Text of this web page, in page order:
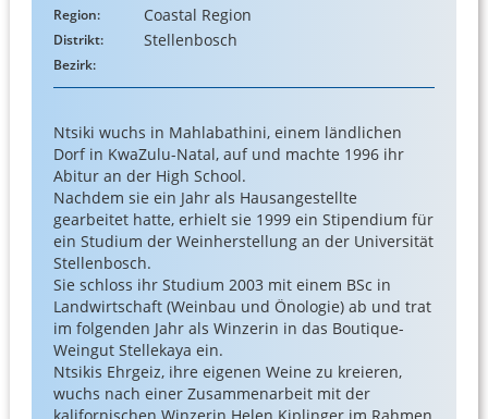
Region: Coastal Region
Distrikt: Stellenbosch
Bezirk:
Ntsiki wuchs in Mahlabathini, einem ländlichen
Dorf in KwaZulu-Natal, auf und machte 1996 ihr
Abitur an der High School.
Nachdem sie ein Jahr als Hausangestellte
gearbeitet hatte, erhielt sie 1999 ein Stipendium für
ein Studium der Weinherstellung an der Universität
Stellenbosch.
Sie schloss ihr Studium 2003 mit einem BSc in
Landwirtschaft (Weinbau und Önologie) ab und trat
im folgenden Jahr als Winzerin in das Boutique-
Weingut Stellekaya ein.
Ntsikis Ehrgeiz, ihre eigenen Weine zu kreieren,
wuchs nach einer Zusammenarbeit mit der